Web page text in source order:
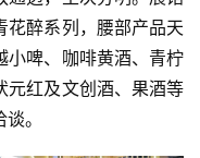
花醉系列，腰部产品天
小啤、咖啡黄酒、青柠
元红及文创酒、果酒等
。